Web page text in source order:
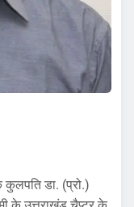
कुलपति डा. (प्रो.)